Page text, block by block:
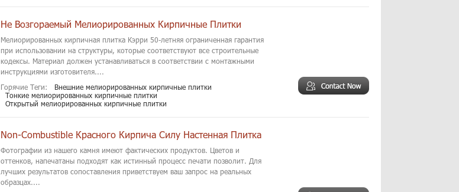
Не Возгораемый Мелиорированных Кирпичные Плитки
Мелиорированных кирпичная плитка Кэрри 50-летняя ограниченная гарантия
при использовании на структуры, которые соответствуют все строительные
кодексы. Материал должен устанавливаться в соответствии с монтажными
инструкциями изготовителя....
Горячие Теги:
Внешние мелиорированных кирпичные плитки
Тонкие мелиорированных кирпичные плитки
Открытый мелиорированных кирпичные плитки
Non-Combustible Красного Кирпича Силу Настенная Плитка
Фотографии из нашего камня имеют фактических продуктов. Цветов и
оттенков, напечатаны подходят как истинный процесс печати позволит. Для
лучших результатов сопоставления приветствуем ваш запрос на реальных
образцах....